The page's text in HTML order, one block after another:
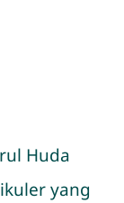
Huda
yang